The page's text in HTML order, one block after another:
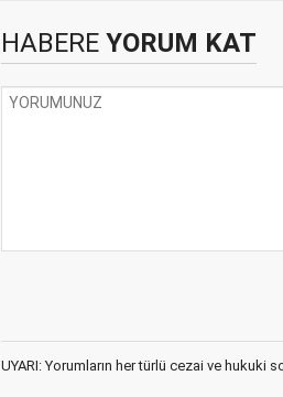
HABERE YORUM KAT
UYARI: Yorumların her türlü cezai ve hukuki